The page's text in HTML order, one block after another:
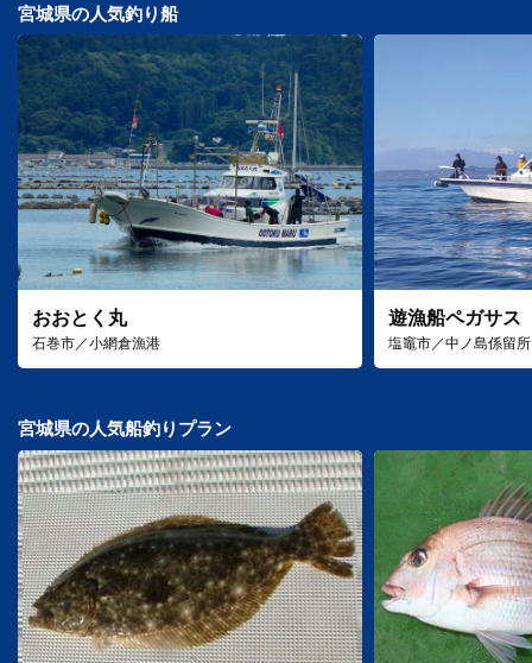
宮城県の人気釣り船
おおとく丸
石巻市／小網倉漁港
遊漁船ペガサス
塩竈市／中ノ島係留所
宮城県の人気船釣りプラン